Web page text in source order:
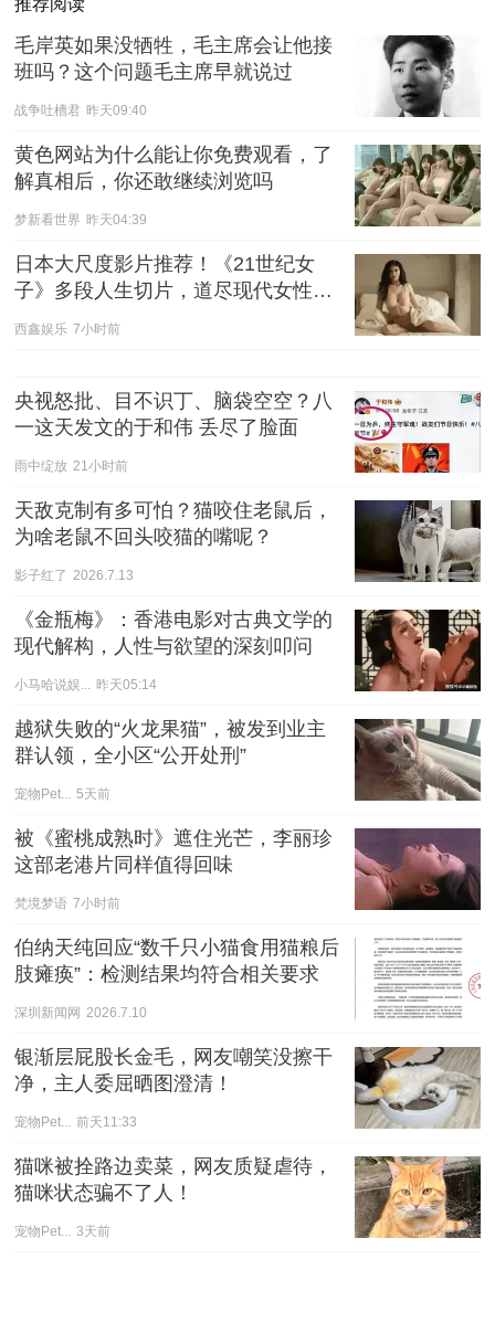
毛岸英如果没牺牲，毛主席会让他接
班吗？这个问题毛主席早就说过
战争吐槽君 昨天09:40
黄色网站为什么能让你免费观看，了
解真相后，你还敢继续浏览吗
梦新看世界 昨天04:39
日本大尺度影片推荐！《21世纪女
子》多段人生切片，道尽现代女性的
西鑫娱乐 7小时前
央视怒批、目不识丁、脑袋空空？八
一这天发文的于和伟 丢尽了脸面
雨中绽放 21小时前
天敌克制有多可怕？猫咬住老鼠后，
为啥老鼠不回头咬猫的嘴呢？
影子红了 2026.7.13
《金瓶梅》：香港电影对古典文学的
现代解构，人性与欲望的深刻叩问
小马哈说娱... 昨天05:14
越狱失败的“火龙果猫”，被发到业主
群认领，全小区“公开处刑”
宠物Pet... 5天前
被《蜜桃成熟时》遮住光芒，李丽珍
这部老港片同样值得回味
梵境梦语 7小时前
伯纳天纯回应“数千只小猫食用猫粮后
肢瘫痪”：检测结果均符合相关要求
深圳新闻网 2026.7.10
银渐层屁股长金毛，网友嘲笑没擦干
净，主人委屈晒图澄清！
宠物Pet... 前天11:33
猫咪被拴路边卖菜，网友质疑虐待，
猫咪状态骗不了人！
宠物Pet... 3天前